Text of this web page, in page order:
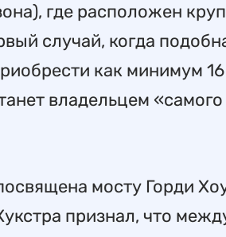
где расположен
случай, когда
как минимум
владельцем
мосту Горди
признал, что